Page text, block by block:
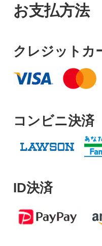
お支払方法
クレジットカ
コンビニ決済
ID決済